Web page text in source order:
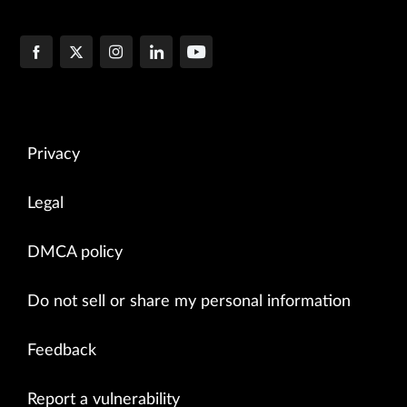
Privacy
Legal
DMCA policy
Do not sell or share my personal information
Feedback
Report a vulnerability